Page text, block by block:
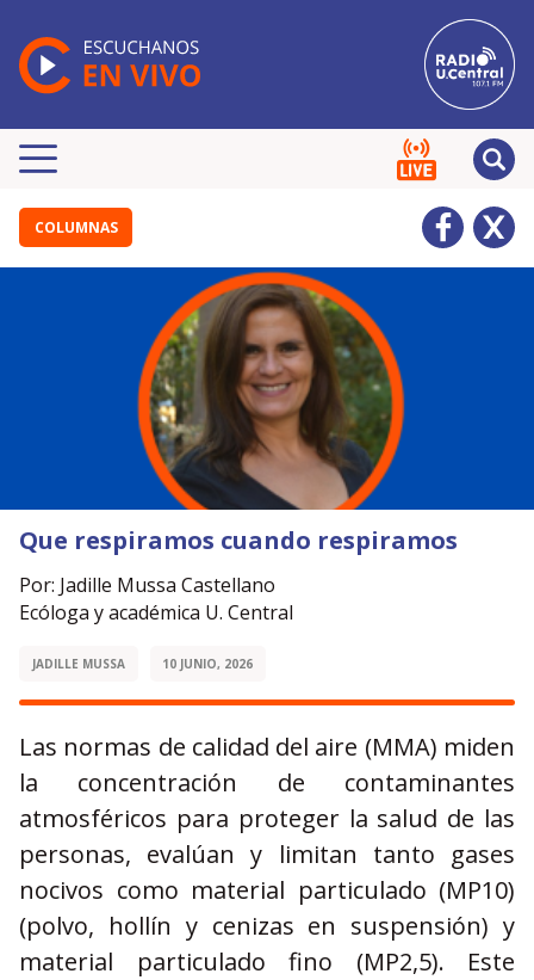
COLUMNAS
Que respiramos cuando respiramos
Por: Jadille Mussa Castellano
Ecóloga y académica U. Central
JADILLE MUSSA 10 JUNIO, 2026
Las normas de calidad del aire (MMA) miden
la concentración de contaminantes
atmosféricos para proteger la salud de las
personas, evalúan y limitan tanto gases
nocivos como material particulado (MP10)
(polvo, hollín y cenizas en suspensión) y
material particulado fino (MP2,5). Este